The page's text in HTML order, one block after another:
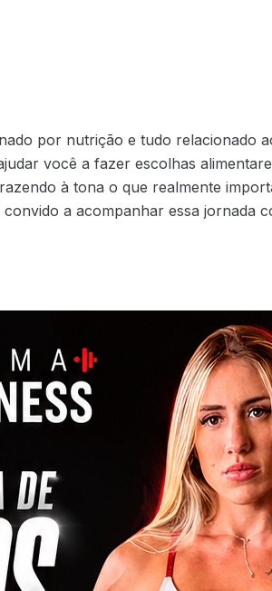
por nutrição e tudo
você a fazer escolhas
à tona o que realmente
a acompanhar essa jornada